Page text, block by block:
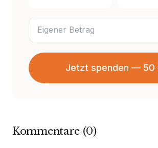
Jetzt spenden — 50
Kommentare (0)